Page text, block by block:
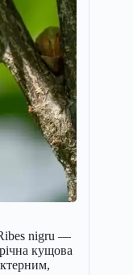
nigru —
кущова